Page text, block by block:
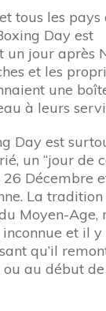
tous les pays
Day est
jour après
et les
une
à leurs
Day est
un “jour de
26 Décembre
La tradition
Moyen-Age,
et il y
qu’il
au début de